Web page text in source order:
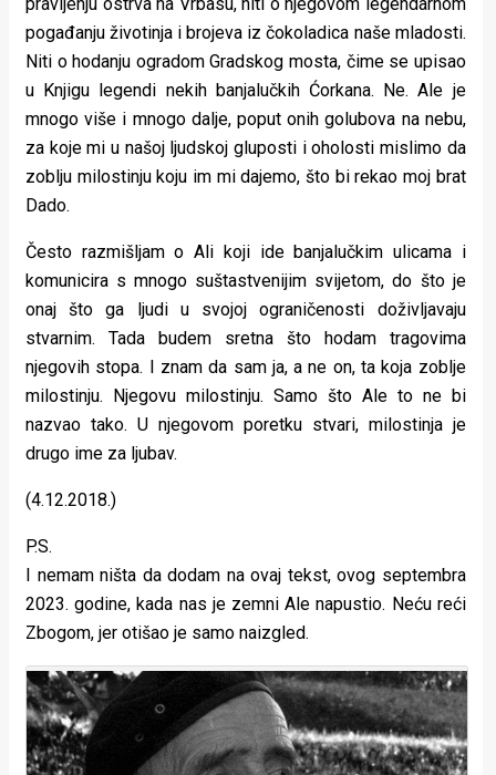
pogađanju životinja i brojeva iz čokoladica naše mladosti.
Niti o hodanju ogradom Gradskog mosta, čime se upisao
u Knjigu legendi nekih banjalučkih Ćorkana. Ne. Ale je
mnogo više i mnogo dalje, poput onih golubova na nebu,
za koje mi u našoj ljudskoj gluposti i oholosti mislimo da
zoblju milostinju koju im mi dajemo, što bi rekao moj brat
Dado.
Često razmišljam o Ali koji ide banjalučkim ulicama i
komunicira s mnogo suštastvenijim svijetom, do što je
onaj što ga ljudi u svojoj ograničenosti doživljavaju
stvarnim. Tada budem sretna što hodam tragovima
njegovih stopa. I znam da sam ja, a ne on, ta koja zoblje
milostinju. Njegovu milostinju. Samo što Ale to ne bi
nazvao tako. U njegovom poretku stvari, milostinja je
drugo ime za ljubav.
(4.12.2018.)
P.S.
I nemam ništa da dodam na ovaj tekst, ovog septembra
2023. godine, kada nas je zemni Ale napustio. Neću reći
Zbogom, jer otišao je samo naizgled.